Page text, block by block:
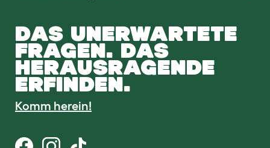
DAS UNERWARTETE
FRAGEN. DAS
HERAUSRAGENDE
ERFINDEN.
Komm herein!